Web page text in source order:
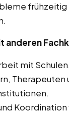
frühzeitig
anderen
mit
Therapeuten
Koordination